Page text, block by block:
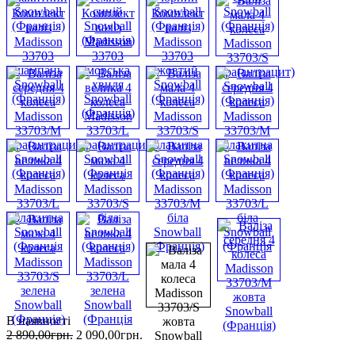
В наявності
2 890,00грн. 2 090,00грн.